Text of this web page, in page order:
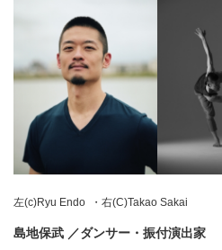
左(c)Ryu Endo ・右(C)Takao Sakai
島地保武 ／ダンサー・振付演出家